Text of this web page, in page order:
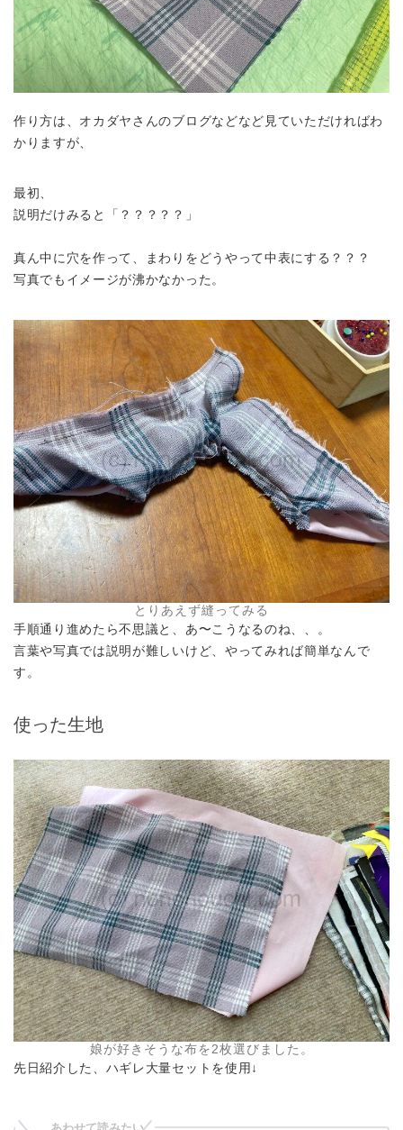
作り方は、オカダヤさんのブログなどなど見ていただければわ
かりますが、
最初、
説明だけみると「？？？？？」
真ん中に穴を作って、まわりをどうやって中表にする？？？
写真でもイメージが沸かなかった。
とりあえず縫ってみる
手順通り進めたら不思議と、あ〜こうなるのね、、。
言葉や写真では説明が難しいけど、やってみれば簡単なんで
す。
使った生地
娘が好きそうな布を2枚選びました。
先日紹介した、ハギレ大量セットを使用↓